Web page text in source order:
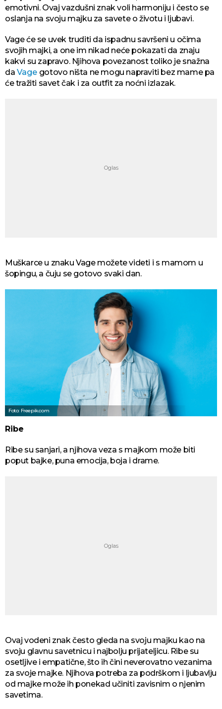
emotivni. Ovaj vazdušni znak voli harmoniju i često se
oslanja na svoju majku za savete o životu i ljubavi.
Vage će se uvek truditi da ispadnu savršeni u očima
svojih majki, a one im nikad neće pokazati da znaju
kakvi su zapravo. Njihova povezanost toliko je snažna
da Vage gotovo ništa ne mogu napraviti bez mame pa
će tražiti savet čak i za outfit za noćni izlazak.
Muškarce u znaku Vage možete videti i s mamom u
šopingu, a čuju se gotovo svaki dan.
Foto: Freepik.com
Ribe
Ribe su sanjari, a njihova veza s majkom može biti
poput bajke, puna emocija, boja i drame.
Ovaj vodeni znak često gleda na svoju majku kao na
svoju glavnu savetnicu i najbolju prijateljicu. Ribe su
osetljive i empatične, što ih čini neverovatno vezanima
za svoje majke. Njihova potreba za podrškom i ljubavlju
od majke može ih ponekad učiniti zavisnim o njenim
savetima.